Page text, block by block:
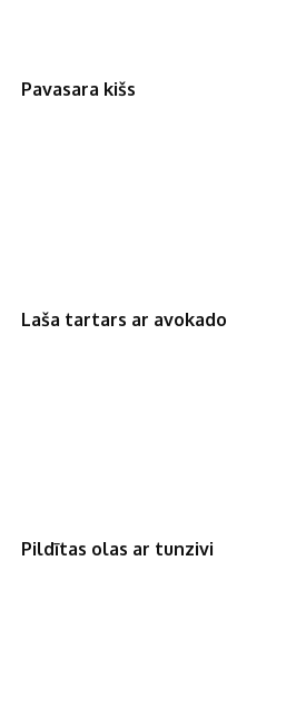
Pavasara kišs
Laša tartars ar avokado
Pildītas olas ar tunzivi